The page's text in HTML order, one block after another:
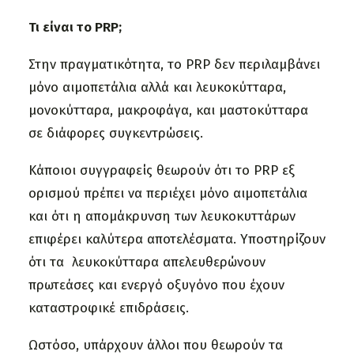
Τι είναι το PRP;
Στην πραγματικότητα, το PRP δεν περιλαμβάνει
μόνο αιμοπετάλια αλλά και λευκοκύτταρα,
μονοκύτταρα, μακροφάγα, και μαστοκύτταρα
σε διάφορες συγκεντρώσεις.
Κάποιοι συγγραφείς θεωρούν ότι το PRP εξ
ορισμού πρέπει να περιέχει μόνο αιμοπετάλια
και ότι η απομάκρυνση των λευκοκυττάρων
επιφέρει καλύτερα αποτελέσματα. Υποστηρίζουν
ότι τα λευκοκύτταρα απελευθερώνουν
πρωτεάσες και ενεργό οξυγόνο που έχουν
καταστροφικέ επιδράσεις.
Ωστόσο, υπάρχουν άλλοι που θεωρούν τα